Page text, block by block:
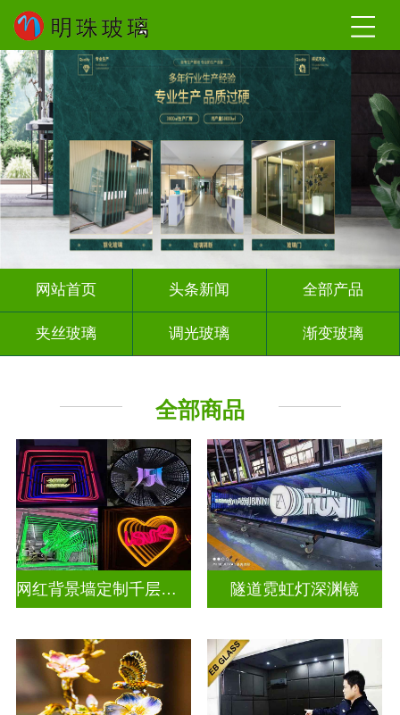
网站首页 头条新闻 全部产品
夹丝玻璃 调光玻璃 渐变玻璃
其它玻璃
全部商品
网红背景墙定制千层镜深渊镜 隧道霓虹灯深渊镜